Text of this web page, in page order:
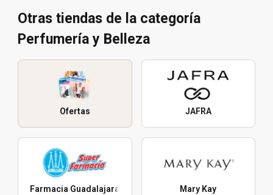
Otras tiendas de la categoría
Perfumería y Belleza
Ofertas JAFRA
Farmacia Guadalajara Mary Kay